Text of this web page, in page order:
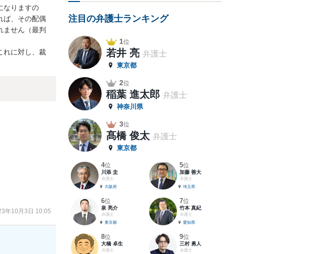
なりますの
ば、その配偶
ません（最判
れに対し、裁
年10月3日 10:05
注目の弁護士ランキング
1位
若井 亮 弁護士
東京都
2位
稲葉 進太郎 弁護士
神奈川県
3位
髙橋 俊太 弁護士
東京都
4位
川添 圭
弁護士
大阪府
5位
加藤 善大
弁護士
埼玉県
6位
泉 亮介
弁護士
東京都
7位
竹本 真紀
弁護士
愛知県
8位
大橋 卓生
弁護士
9位
三村 勇人
弁護士